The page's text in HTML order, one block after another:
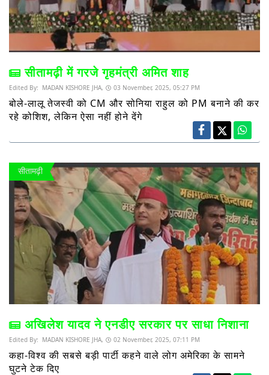
सीतामढ़ी में गरजे गृहमंत्री अमित शाह
Edited By: MADAN KISHORE JHA, 03 November, 2025, 05:27 PM
बोले-लालू तेजस्वी को CM और सोनिया राहुल को PM बनाने की कर
रहे कोशिश, लेकिन ऐसा नहीं होने देंगे
सीतामढ़ी
अखिलेश यादव ने एनडीए सरकार पर साधा निशाना
Edited By: MADAN KISHORE JHA, 02 November, 2025, 07:11 PM
कहा-विश्व की सबसे बड़ी पार्टी कहने वाले लोग अमेरिका के सामने
घुटने टेक दिए